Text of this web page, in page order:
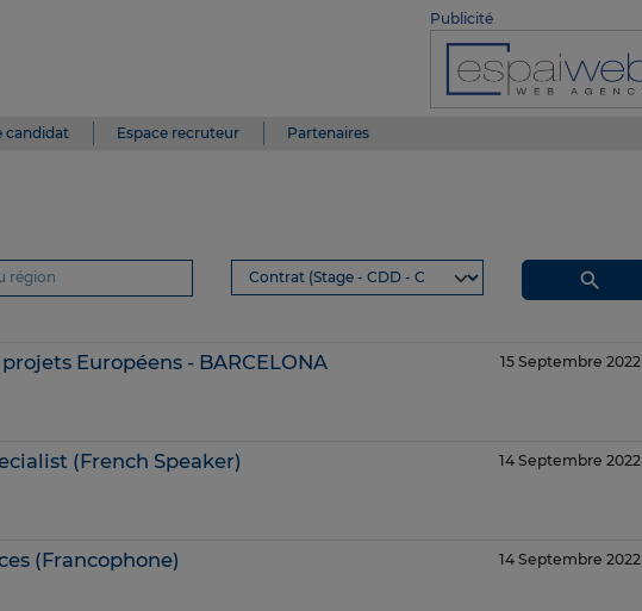
Publicité
candidat Espace recruteur Partenaires
search
Européens - BARCELONA 15 Septembre 2022
(French Speaker) 14 Septembre 2022
(Francophone) 14 Septembre 2022